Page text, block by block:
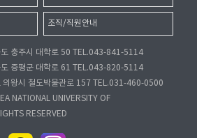
조직/직원안내
충주시 대학로 50 TEL.043-841-5114
증평군 대학로 61 TEL.043-820-5114
의왕시 철도박물관로 157 TEL.031-460-0500
NATIONAL UNIVERSITY OF
RESERVED